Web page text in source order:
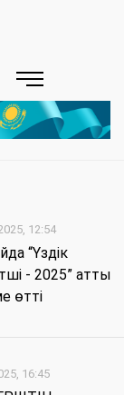
12:54
“Үздік
- 2025” атты
өтті
16:45